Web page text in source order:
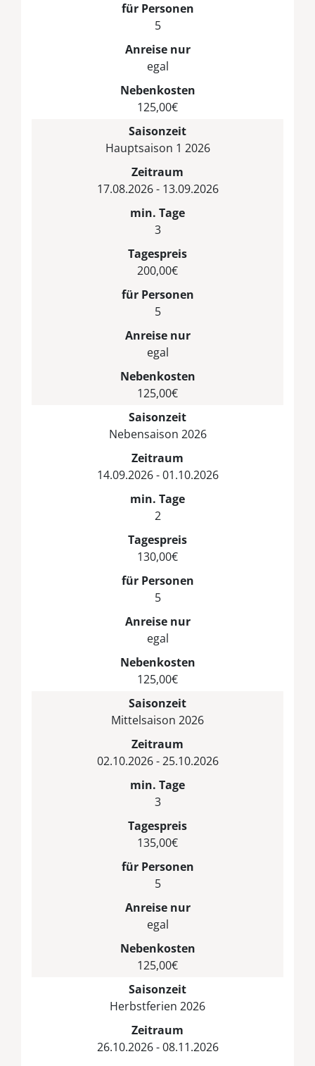
für Personen
5
Anreise nur
egal
Nebenkosten
125,00€
Saisonzeit
Hauptsaison 1 2026
Zeitraum
17.08.2026 - 13.09.2026
min. Tage
3
Tagespreis
200,00€
für Personen
5
Anreise nur
egal
Nebenkosten
125,00€
Saisonzeit
Nebensaison 2026
Zeitraum
14.09.2026 - 01.10.2026
min. Tage
2
Tagespreis
130,00€
für Personen
5
Anreise nur
egal
Nebenkosten
125,00€
Saisonzeit
Mittelsaison 2026
Zeitraum
02.10.2026 - 25.10.2026
min. Tage
3
Tagespreis
135,00€
für Personen
5
Anreise nur
egal
Nebenkosten
125,00€
Saisonzeit
Herbstferien 2026
Zeitraum
26.10.2026 - 08.11.2026